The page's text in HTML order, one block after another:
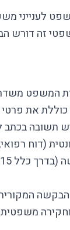
לענייני
זה דורש
המשפט
את פרטי
תשובה
(דוח